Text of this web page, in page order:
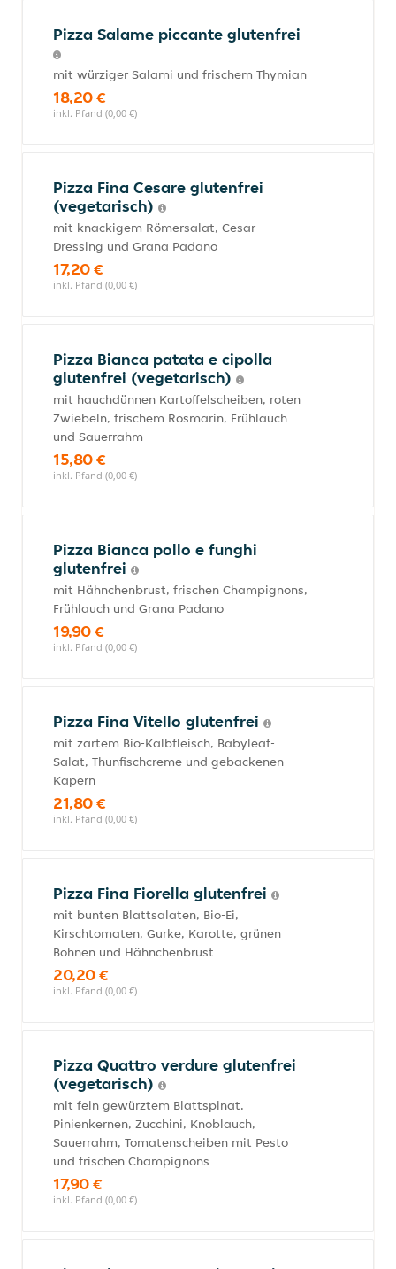
Pizza Salame piccante glutenfrei
mit würziger Salami und frischem Thymian
18,20 €
inkl. Pfand (0,00 €)
Pizza Fina Cesare glutenfrei
(vegetarisch)
mit knackigem Römersalat, Cesar-
Dressing und Grana Padano
17,20 €
inkl. Pfand (0,00 €)
Pizza Bianca patata e cipolla
glutenfrei (vegetarisch)
mit hauchdünnen Kartoffelscheiben, roten
Zwiebeln, frischem Rosmarin, Frühlauch
und Sauerrahm
15,80 €
inkl. Pfand (0,00 €)
Pizza Bianca pollo e funghi
glutenfrei
mit Hähnchenbrust, frischen Champignons,
Frühlauch und Grana Padano
19,90 €
inkl. Pfand (0,00 €)
Pizza Fina Vitello glutenfrei
mit zartem Bio-Kalbfleisch, Babyleaf-
Salat, Thunfischcreme und gebackenen
Kapern
21,80 €
inkl. Pfand (0,00 €)
Pizza Fina Fiorella glutenfrei
mit bunten Blattsalaten, Bio-Ei,
Kirschtomaten, Gurke, Karotte, grünen
Bohnen und Hähnchenbrust
20,20 €
inkl. Pfand (0,00 €)
Pizza Quattro verdure glutenfrei
(vegetarisch)
mit fein gewürztem Blattspinat,
Pinienkernen, Zucchini, Knoblauch,
Sauerrahm, Tomatenscheiben mit Pesto
und frischen Champignons
17,90 €
inkl. Pfand (0,00 €)